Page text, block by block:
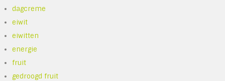
dagcreme
eiwit
eiwitten
energie
fruit
gedroogd fruit